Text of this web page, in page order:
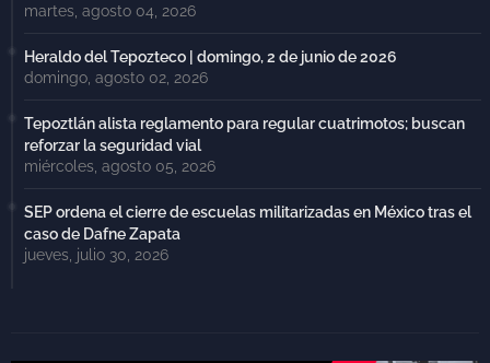
martes, agosto 04, 2026
Heraldo del Tepozteco | domingo, 2 de junio de 2026
domingo, agosto 02, 2026
Tepoztlán alista reglamento para regular cuatrimotos; buscan
reforzar la seguridad vial
miércoles, agosto 05, 2026
SEP ordena el cierre de escuelas militarizadas en México tras el
caso de Dafne Zapata
jueves, julio 30, 2026